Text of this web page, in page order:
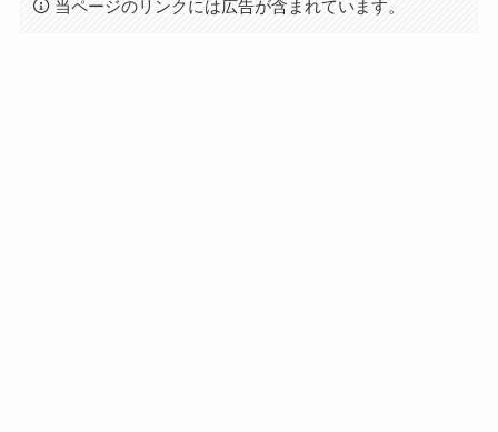
当ページのリンクには広告が含まれています。